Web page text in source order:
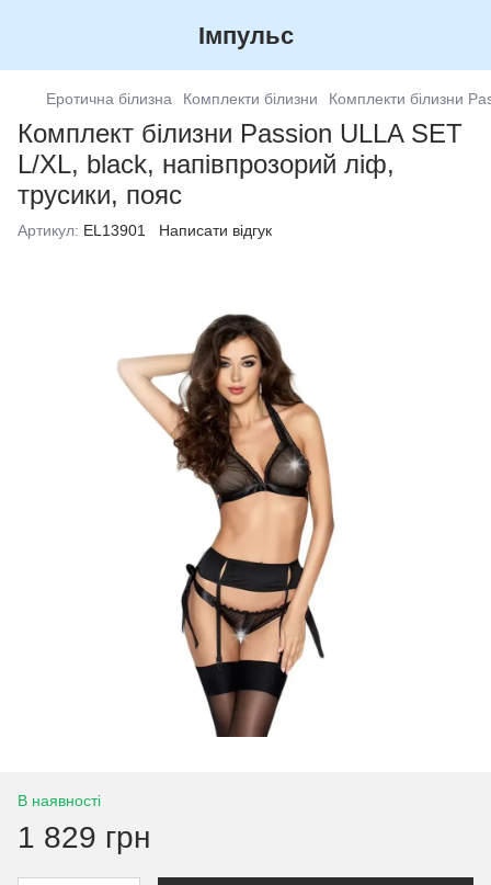
Імпульс
Еротична білизна Комплекти білизни Комплекти білизни
Комплект білизни Passion ULLA SET
L/XL, black, напівпрозорий ліф,
трусики, пояс
Артикул: EL13901 Написати відгук
В наявності
1 829 грн